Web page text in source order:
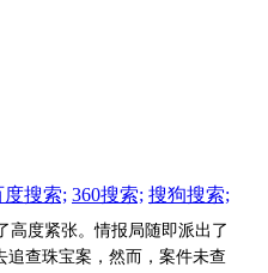
度搜索; 360搜索; 搜狗搜索;
度紧张。情报局随即派出了
查珠宝案，然而，案件未查